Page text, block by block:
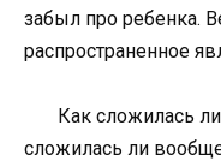
забыл про ребенка.
распространенное
Как сложилась
сложилась ли